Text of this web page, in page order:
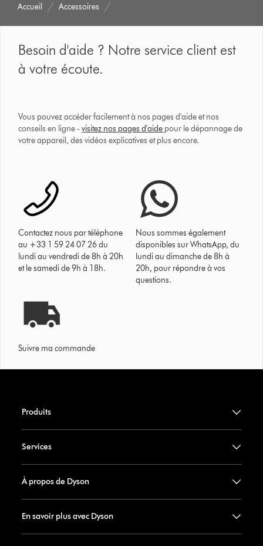
Accueil Accessoires
Besoin d'aide ? Notre service client est
à votre écoute.
Vous pouvez accéder facilement à nos pages d'aide et nos
conseils en ligne -visitez nos pages d'aide pour le dépannage de
votre appareil, des vidéos explicatives et plus encore.
Contactez nous par téléphone
au +33 1 59 24 07 26 du
lundi au vendredi de 8h à 20h
et le samedi de 9h à 18h.
Nous sommes également
disponibles sur WhatsApp, du
lundi au dimanche de 8h à
20h, pour répondre à vos
questions.
Suivre ma commande
Produits
Services
À propos de Dyson
En savoir plus avec Dyson